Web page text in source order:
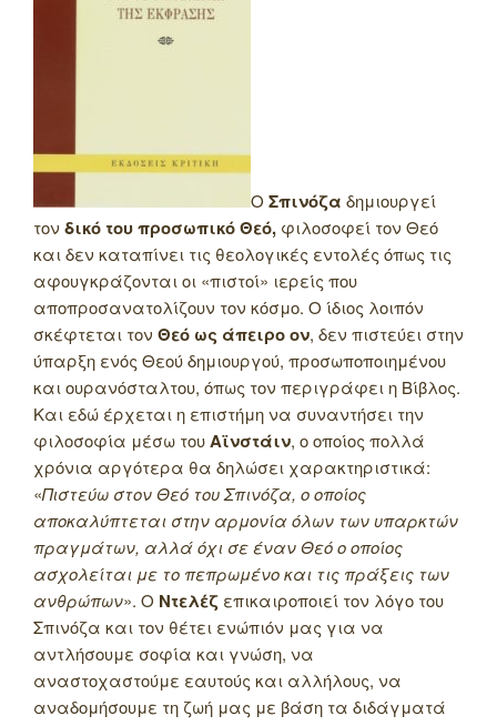
Ο Σπινόζα δημιουργεί
τον δικό του προσωπικό Θεό, φιλοσοφεί τον Θεό
και δεν καταπίνει τις θεολογικές εντολές όπως τις
αφουγκράζονται οι «πιστοί» ιερείς που
αποπροσανατολίζουν τον κόσμο. Ο ίδιος λοιπόν
σκέφτεται τον Θεό ως άπειρο ον, δεν πιστεύει στην
ύπαρξη ενός Θεού δημιουργού, προσωποποιημένου
και ουρανόσταλτου, όπως τον περιγράφει η Βίβλος.
Και εδώ έρχεται η επιστήμη να συναντήσει την
φιλοσοφία μέσω τουΑϊνστάιν, ο οποίος πολλά
χρόνια αργότερα θα δηλώσει χαρακτηριστικά:
«Πιστεύω στον Θεό του Σπινόζα, ο οποίος
αποκαλύπτεται στην αρμονία όλων των υπαρκτών
πραγμάτων, αλλά όχι σε έναν Θεό ο οποίος
ασχολείται με το πεπρωμένο και τις πράξεις των
ανθρώπων». Ο Ντελέζ επικαιροποιεί τον λόγο του
Σπινόζα και τον θέτει ενώπιόν μας για να
αντλήσουμε σοφία και γνώση, να
αναστοχαστούμε εαυτούς και αλλήλους, να
αναδομήσουμε τη ζωή μας με βάση τα διδάγματά